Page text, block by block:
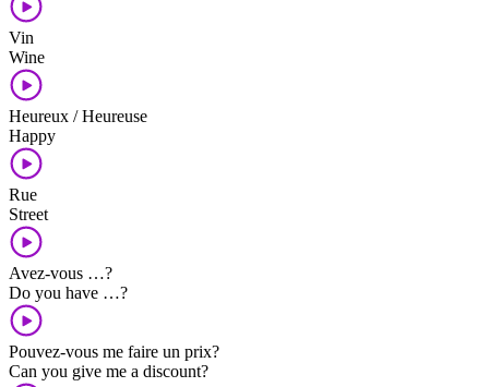
Vin
Wine
Heureux / Heureuse
Happy
Rue
Street
Avez-vous …?
Do you have …?
Pouvez-vous me faire un prix?
Can you give me a discount?